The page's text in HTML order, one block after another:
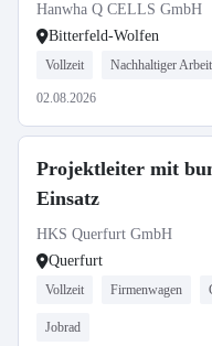
Hanwha Q CELLS GmbH
Bitterfeld-Wolfen
Vollzeit Nachhaltiger
02.08.2026
Projektleiter mit
Einsatz
HKS Querfurt GmbH
Querfurt
Vollzeit Firmenwagen
Jobrad